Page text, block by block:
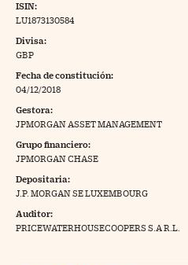
Pyme
a Cinco Días
ISIN:
LU1873130584
Divisa:
GBP
Fecha de constitución:
04/12/2018
Gestora:
JPMORGAN ASSET MANAGEMENT
Grupo financiero:
JPMORGAN CHASE
Depositaria:
J.P. MORGAN SE LUXEMBOURG
Auditor:
PRICEWATERHOUSECOOPERS S.A R.L.